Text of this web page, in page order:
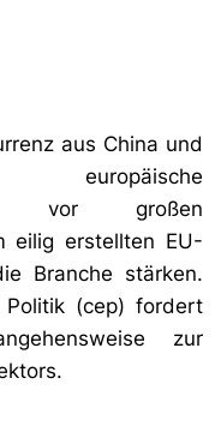
aus China und
europäische
vor großen
eilig erstellten EU-
Branche stärken.
Politik (cep) fordert
zur